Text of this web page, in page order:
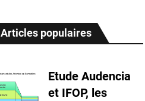
Articles populaires
Etude Audencia
et IFOP, les